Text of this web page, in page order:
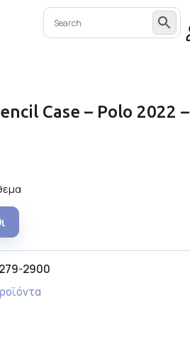
Case – Polo 2022 –
2900